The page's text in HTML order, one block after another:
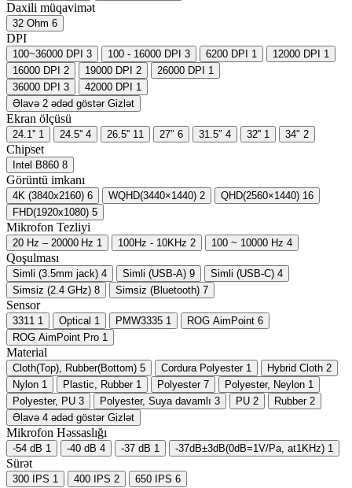
Daxili müqavimət
32 Ohm 6
DPI
100~36000 DPI 3 100 - 16000 DPI 3 6200 DPI 1 12000 DPI
1
16000 DPI 2 19000 DPI 2 26000 DPI 1
36000 DPI 3 42000 DPI
1
Əlavə 2 ədəd göstər Gizlət
Ekran ölçüsü
24.1'' 1 24.5'' 4 26.5'' 11 27″ 6 31.5″ 4 32'' 1 34″ 2
Chipset
Intel B860 8
Görüntü imkanı
4K (3840x2160) 6 WQHD(3440×1440) 2 QHD(2560×1440) 16
FHD(1920x1080) 5
Mikrofon Tezliyi
20 Hz – 20000 Hz 1 100Hz - 10KHz 2 100 ~ 10000 Hz 4
Qoşulması
Simli (3.5mm jack) 4 Simli (USB-A) 9 Simli (USB-C) 4
Simsiz (2.4 GHz) 8 Simsiz (Bluetooth) 7
Sensor
3311 1 Optical 1 PMW3335 1 ROG AimPoint 6
ROG AimPoint Pro 1
Material
Cloth(Top), Rubber(Bottom) 5 Cordura Polyester 1 Hybrid Cloth 2
Nylon 1 Plastic, Rubber 1 Polyester 7 Polyester, Neylon 1
Polyester, PU 3 Polyester, Suya davamlı 3 PU 2 Rubber 2
Əlavə 4 ədəd göstər Gizlət
Mikrofon Həssaslığı
-54 dB 1 -40 dB 4 -37 dB 1 -37dB±3dB(0dB=1V/Pa, at1KHz) 1
Sürət
300 IPS 1 400 IPS 2 650 IPS 6